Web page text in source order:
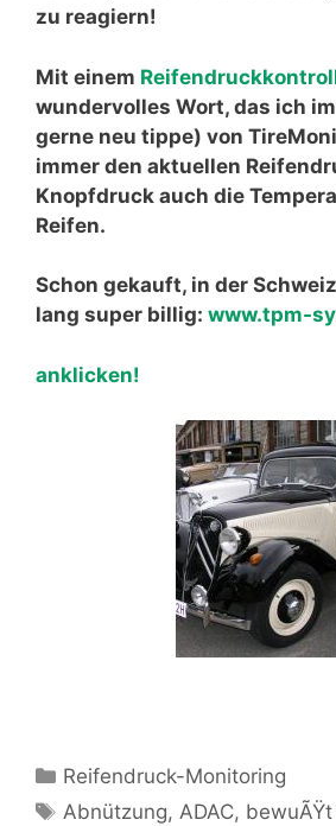
zu reagiern!
Mit einem
wundervolles Wort, das ich
gerne neu tippe) von
immer den aktuellen
Knopfdruck auch die
Reifen.
Schon gekauft, in der
lang super billig: www.tpm-
anklicken!
Kategorien
Reifendruck-Monitoring
Schlagwörter
Abnützung, ADAC,